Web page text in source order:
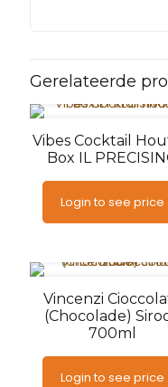
Gerelateerde
Vibes Cocktail
Box IL
Login to see price
Vincenzi
(Chocolade)
700ml
Login to see price